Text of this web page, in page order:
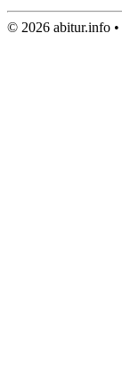
© 2026 abitur.info •